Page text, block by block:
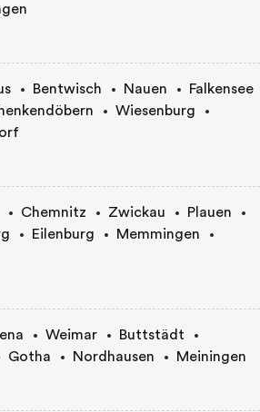
Bentwisch Nauen
Falkensee
Wiesenburg
Chemnitz Zwickau
Plauen
Eilenburg
Memmingen
Weimar
Buttstädt
Gotha Nordhausen Meiningen